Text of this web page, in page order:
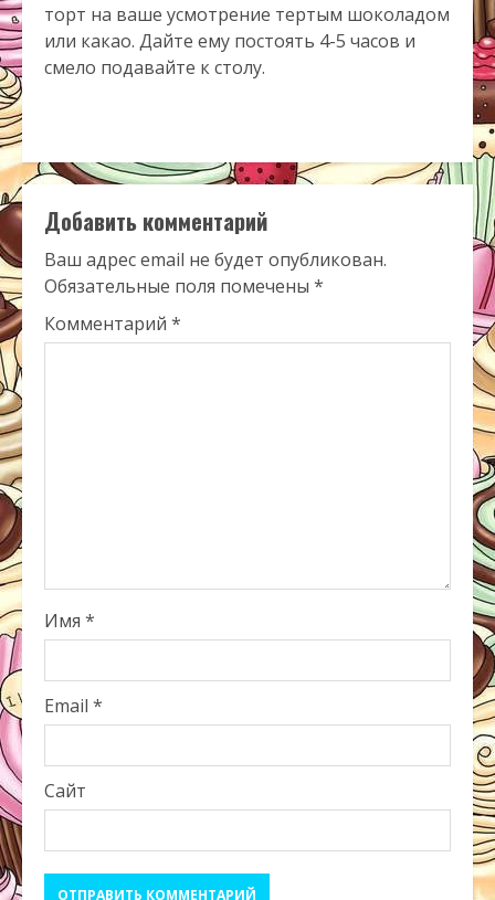
торт на ваше усмотрение тертым шоколадом
или какао. Дайте ему постоять 4-5 часов и
смело подавайте к столу.
Добавить комментарий
Ваш адрес email не будет опубликован.
Обязательные поля помечены *
Комментарий *
Имя *
Email *
Сайт